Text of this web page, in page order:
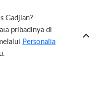
Gadjian?
pribadinya di
Personalia